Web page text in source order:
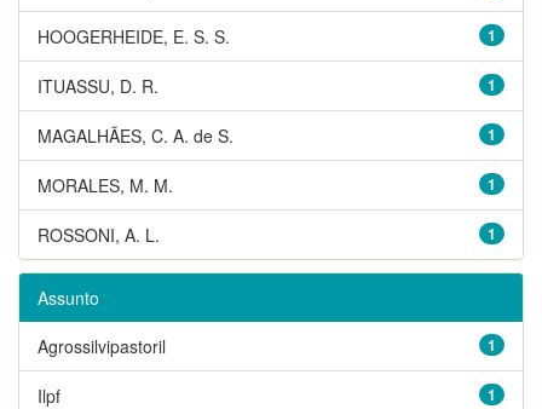
1
HOOGERHEIDE, E. S. S.
1
ITUASSU, D. R.
1
MAGALHÃES, C. A. de S.
1
MORALES, M. M.
1
ROSSONI, A. L.
Assunto
1
Agrossilvipastoril
1
Ilpf